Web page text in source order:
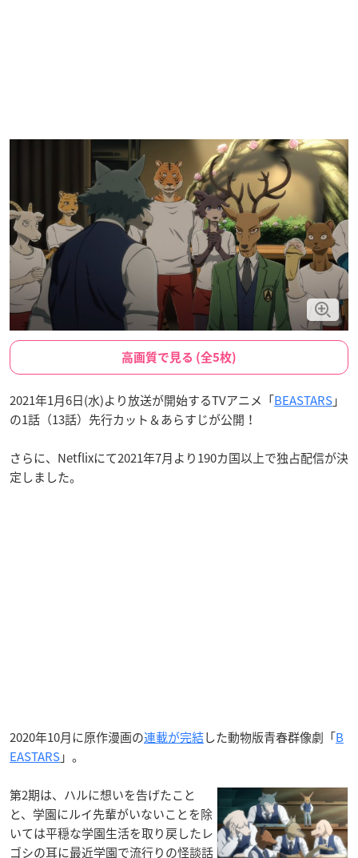
高画質で見る (全5枚)
2021年1月6日(水)より放送が開始するTVアニメ「BEASTARS」
の1話（13話）先行カット＆あらすじが公開！
さらに、Netflixにて2021年7月より190カ国以上で独占配信が決
定しました。
2020年10月に原作漫画の連載が完結した動物版青春群像劇「B
EASTARS」。
第2期は、ハルに想いを告げたこと
と、学園にルイ先輩がいないことを除
いては平穏な学園生活を取り戻したレ
ゴシの耳に最近学園で流行りの怪談話